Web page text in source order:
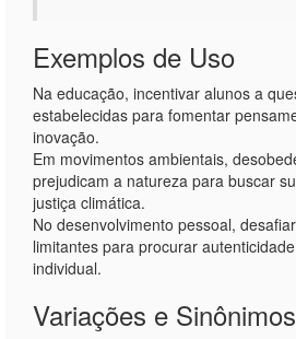
Exemplos de Uso
Na educação, incentivar alunos a
estabelecidas para fomentar
inovação.
Em movimentos ambientais,
prejudicam a natureza para buscar
justiça climática.
No desenvolvimento pessoal,
limitantes para procurar
individual.
Variações e Sinônimos